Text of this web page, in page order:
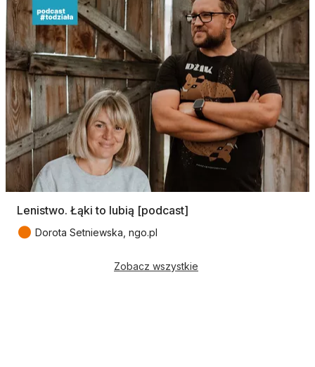
Lenistwo. Łąki to lubią [podcast]
● Dorota Setniewska, ngo.pl
Zobacz wszystkie